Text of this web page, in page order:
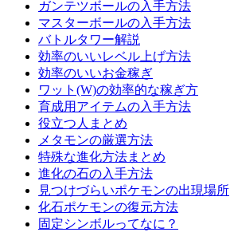
ガンテツボールの入手方法
マスターボールの入手方法
バトルタワー解説
効率のいいレベル上げ方法
効率のいいお金稼ぎ
ワット(W)の効率的な稼ぎ方
育成用アイテムの入手方法
役立つ人まとめ
メタモンの厳選方法
特殊な進化方法まとめ
進化の石の入手方法
見つけづらいポケモンの出現場所
化石ポケモンの復元方法
固定シンボルってなに？